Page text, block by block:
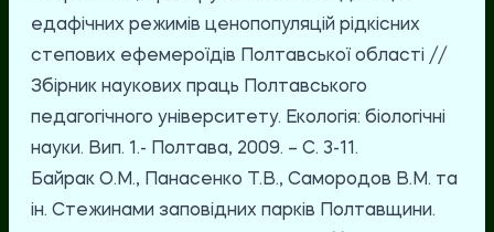
едафічних режимів ценопопуляцій рідкісних
степових ефемероїдів Полтавської області //
Збірник наукових праць Полтавського
педагогічного університету. Екологія: біологічні
науки. Вип. 1.- Полтава, 2009. – C. 3-11.
Байрак О.М., Панасенко Т.В., Самородов В.М. та
ін. Стежинами заповідних парків Полтавщини.